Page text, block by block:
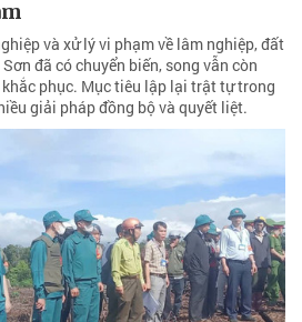
và xử lý vi phạm về lâm nghiệp, đất
đã có chuyển biến, song vẫn còn
phục. Mục tiêu lập lại trật tự trong
giải pháp đồng bộ và quyết liệt.